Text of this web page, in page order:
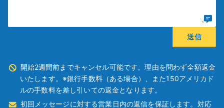
開始2週間前までキャンセル可能です。理由を問わず全額返金
いたします。※銀行手数料（ある場合）、また150アメリカド
ルの手数料を差し引いての返金となります。
初回メッセージに対する営業日内の返信を保証します。対応